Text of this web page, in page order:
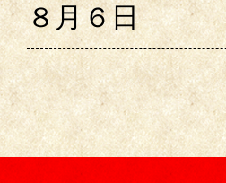
８月６日